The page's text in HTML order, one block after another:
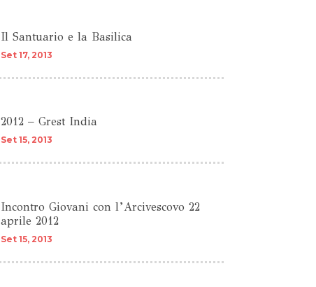
Il Santuario e la Basilica
Set 17, 2013
2012 – Grest India
Set 15, 2013
Incontro Giovani con l’Arcivescovo 22
aprile 2012
Set 15, 2013